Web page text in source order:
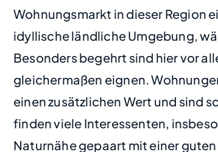
Wohnungsmarkt in dieser Region
idyllische ländliche Umgebung,
Besonders begehrt sind hier vor
gleichermaßen eignen.
einen zusätzlichen Wert und sind
finden viele Interessenten,
Naturnähe gepaart mit einer